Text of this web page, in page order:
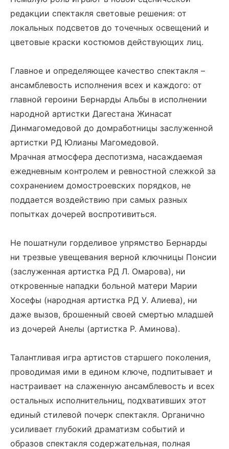
редакции спектакля световые решения: от
локальных подсветов до точечных освещений и
цветовые краски костюмов действующих лиц.
Главное и определяющее качество спектакля –
ансамблевость исполнения всех и каждого: от
главной героини Бернарды Альбы в исполнении
народной артистки Дагестана Жинасат
Динмагомедовой до домработницы заслуженной
артистки РД Юлианы Магомедовой.
Мрачная атмосфера деспотизма, насаждаемая
ежедневным контролем и ревностной слежкой за
сохранением домостроевских порядков, не
поддается воздействию при самых разных
попытках дочерей воспротивиться.
Не пошатнули горделивое упрямство Бернарды
ни трезвые увещевания верной ключницы Понсии
(заслуженная артистка РД Л. Омарова), ни
откровенные нападки больной матери Марии
Хосефы (народная артистка РД У. Алиева), ни
даже вызов, брошенный своей смертью младшей
из дочерей Анелы (артистка Р. Аминова).
Талантливая игра артистов старшего поколения,
проводимая ими в едином ключе, подпитывает и
настраивает на слаженную ансамблевость и всех
остальных исполнительниц, подхвативших этот
единый стилевой почерк спектакля. Органично
усиливает глубокий драматизм событий и
образов спектакля содержательная, полная